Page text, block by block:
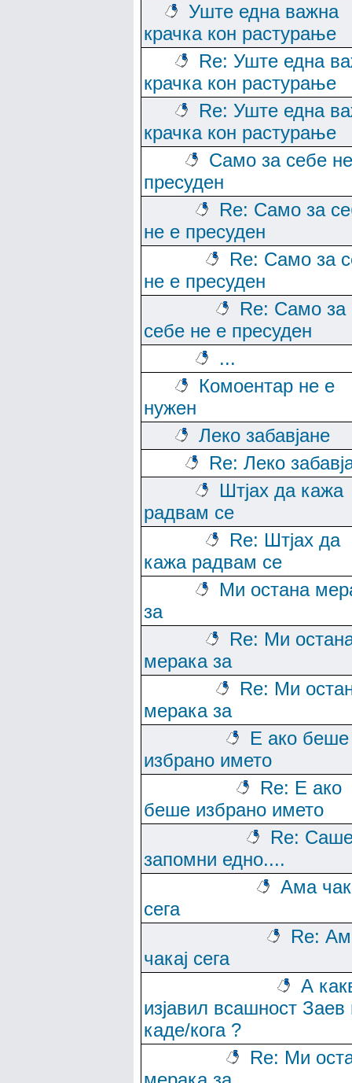
Уште една важна
крачка кон растурање
Re: Уште една
крачка кон растурање
Re: Уште една
крачка кон растурање
Само за себе
пресуден
Re: Само за
не е пресуден
Re: Само за
не е пресуден
Re: Само за
себе не е пресуден
...
Комоентар не е
нужен
Леко забавјане
Re: Леко
Штјах да кажа
радвам се
Re: Штјах да
кажа радвам се
Ми остана
за
Re: Ми
мерака за
Re: Ми
мерака за
Е ако беше
избрано името
Re: Е ако
беше избрано името
Re:
запомни едно....
Ама
сега
Re:
чакај сега
А
изјавил всашност Заев
каде/кога ?
Re: Ми